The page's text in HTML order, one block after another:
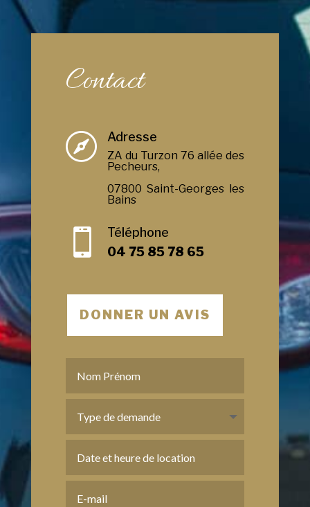
Contact
 Adresse
ZA du Turzon 76 allée des
Pecheurs,
07800 Saint-Georges les
Bains

Téléphone
04 75 85 78 65
DONNER UN AVIS